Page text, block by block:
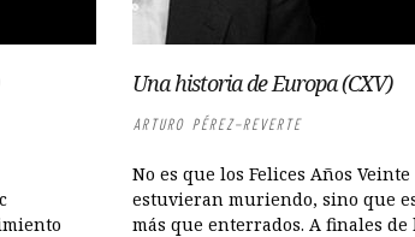
Una historia de Europa (CXV)
ARTURO PÉREZ-REVERTE
No es que los Felices Años Veinte
estuvieran muriendo, sino que
más que enterrados. A finales de